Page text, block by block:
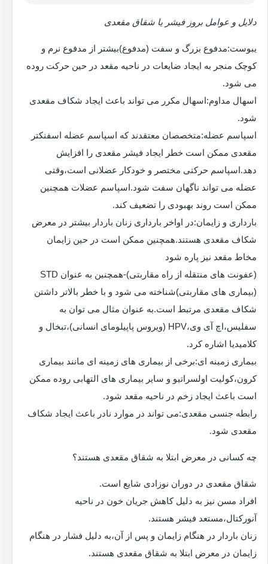
دلایل و عوامل بروز فیشر یا شقاق مقعدی
یبوست:مدفوع بزرگ و سفت (مدفوع)بیشتر از مدفوع نرم و
کوچک منجر به ایجاد ضایعات در ناحیه مقعد در حین حرکت روده
می شود.
اسهال مداوم:اسهال مکرر می تواند باعث ایجاد شکاف مقعدی
شود.
اسپاسم عضله:متخصصان معتقدند که اسپاسم عضله اسفنکتر
مقعدی ممکن است خطر ایجاد فیشر مقعدی را افزایش
دهد.اسپاسم حرکتی مختصر و خودکار عضلانی است،وقتی
عضله می تواند ناگهان سفت شود.اسپاسم عضلات همچنین
ممکن است روند بهبودی را تضعیف کند.
بارداری و زایمان:در اواخر بارداری زنان باردار بیشتر در معرض
شکاف مقعدی هستند.همچنین ممکن است در حین زایمان
مخاط مقعد نیز پاره شود
(عفونت های منتقله از راه مقاربتی)-همچنین به عنوان STD
(بیماری های مقاربتی)شناخته می شود و با خطر بالاتر داشتن
شکاف مقعدی مرتبط است.به عنوان مثال می توان به
سفلیس،اچ آی وی،HPV (ویروس پاپیلومای انسانی)،تبخال و
کلامیدیا اشاره کرد.
بیماری زمینه ای:برخی از بیماری های زمینه ای مانند بیماری
کرون،کولیت اولسراتیو و سایر بیماری های التهابی روده ممکن
است باعث ایجاد زخم در ناحیه مقعد شود.
رابطه جنسی مقعدی:می تواند در موارد نادر باعث ایجاد شکاف
مقعدی شود.
چه کسانی در معرض ابتلا به شقاق مقعدی هستند؟
شقاق مقعدی در دوران نوزادی شایع است.
افراد مسن نیز به دلیل کاهش جریان خون در ناحیه
آنورکتال،مستعد فیشر هستند.
زنان باردار در هنگام زایمان و پس از آن،به دلیل فشار در هنگام
زایمان در معرض ابتلا به شقاق مقعدی هستند.